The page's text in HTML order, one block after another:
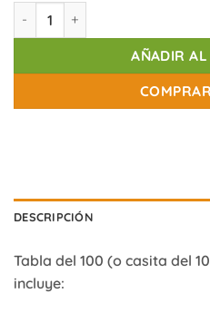
Tabla del 100 cantidad
AÑADIR
DESCRIPCIÓN
Tabla del 100 (o casita del
incluye: